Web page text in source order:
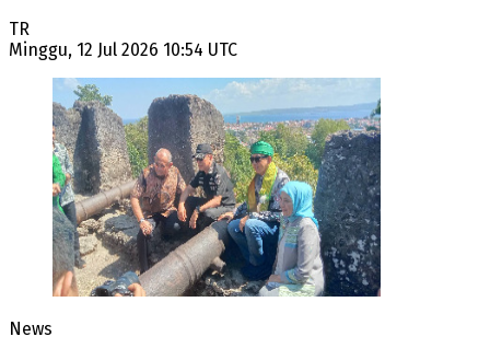
TR
Minggu, 12 Jul 2026 10:54 UTC
News